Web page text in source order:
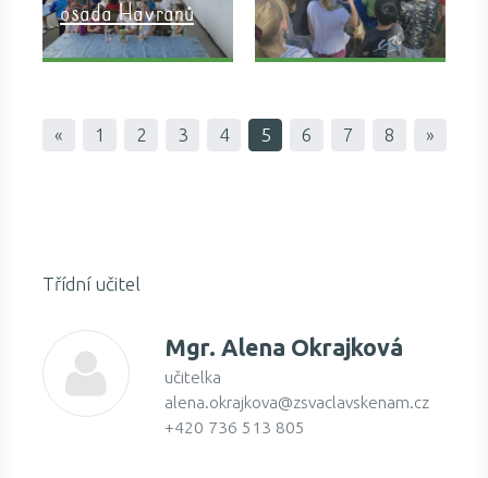
osada Havranů
« 1 2 3 4 5 6 7 8 »
Třídní učitel
Mgr. Alena Okrajková
učitelka
alena.okrajkova@zsvaclavskenam.cz
+420 736 513 805